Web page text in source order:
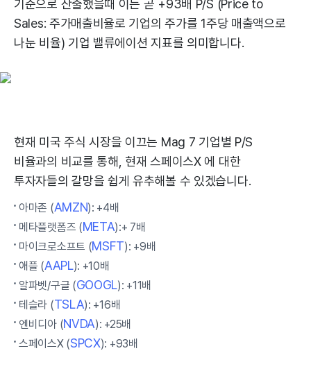
기준으로 산출했을때 이는 곧 +93배 P/S (Price to
Sales: 주가매출비율로 기업의 주가를 1주당 매출액으로
나눈 비율) 기업 밸류에이션 지표를 의미합니다.
현재 미국 주식 시장을 이끄는 Mag 7 기업별 P/S
비율과의 비교를 통해, 현재 스페이스X 에 대한
투자자들의 갈망을 쉽게 유추해볼 수 있겠습니다.
아마존 (AMZN): +4배
메타플랫폼즈 (META):+ 7배
마이크로소프트 (MSFT): +9배
애플 (AAPL): +10배
알파벳/구글 (GOOGL): +11배
테슬라 (TSLA): +16배
엔비디아 (NVDA): +25배
스페이스X (SPCX): +93배